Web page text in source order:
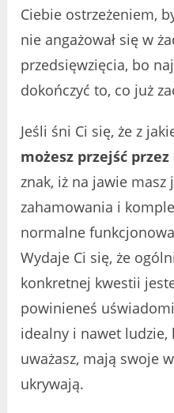
Ciebie ostrzeżeniem,
nie angażował się w
przedsięwzięcia, bo
dokończyć to, co już
Jeśli śni Ci się, że z
możesz przejść
znak, iż na jawie masz
zahamowania i
normalne
Wydaje Ci się, że
konkretnej kwestii
powinieneś
idealny i nawet ludzie,
uważasz, mają swoje
ukrywają.